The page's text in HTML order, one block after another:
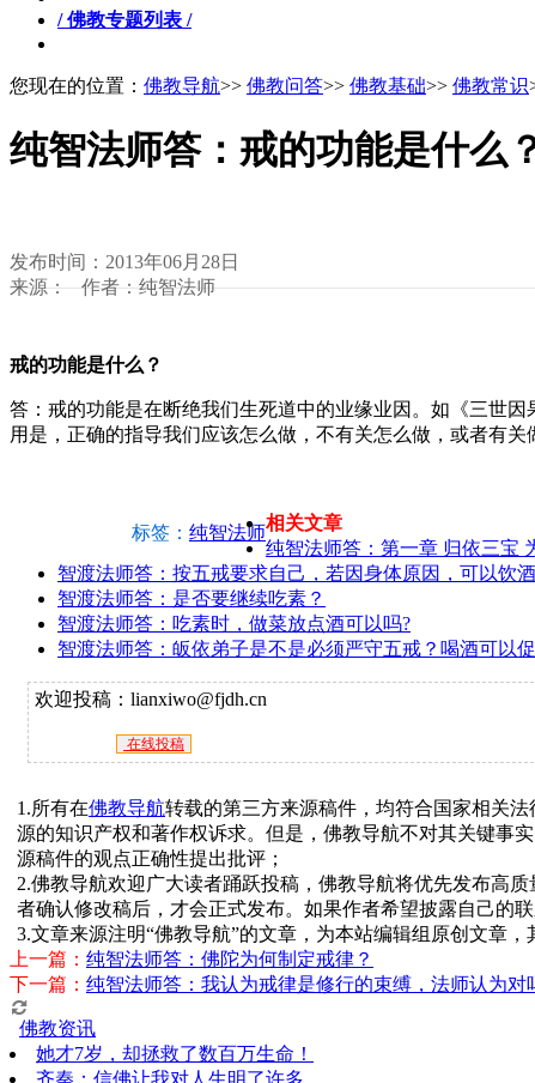
/ 佛教专题列表 /
您现在的位置： 佛教导航>> 佛教问答>> 佛教基础>> 佛教常识
纯智法师答：戒的功能是什么
发布时间：2013年06月28日
来源： 作者：纯智法师
戒的功能是什么？
答：戒的功能是在断绝我们生死道中的业缘业因。如《三世
用是，正确的指导我们应该怎么做，不有关怎么做，或者有关
标签： 纯智法师相关文章
纯智法师答：第一章 归依三宝
智渡法师答：按五戒要求自己，若因身体原因，可以饮
智渡法师答：是否要继续吃素？
智渡法师答：吃素时，做菜放点酒可以吗?
智渡法师答：皈依弟子是不是必须严守五戒？喝酒可以
欢迎投稿：lianxiwo@fjdh.cn
在线投稿
1.所有在佛教导航转载的第三方来源稿件，均符合国家相关法
源的知识产权和著作权诉求。但是，佛教导航不对其关键事
源稿件的观点正确性提出批评；
2.佛教导航欢迎广大读者踊跃投稿，佛教导航将优先发布高
者确认修改稿后，才会正式发布。如果作者希望披露自己的
3.文章来源注明“佛教导航”的文章，为本站编辑组原创文章
上一篇： 纯智法师答：佛陀为何制定戒律？
下一篇： 纯智法师答：我认为戒律是修行的束缚，法师认为对
佛教资讯
她才7岁，却拯救了数百万生命！
齐秦：信佛让我对人生明了许多